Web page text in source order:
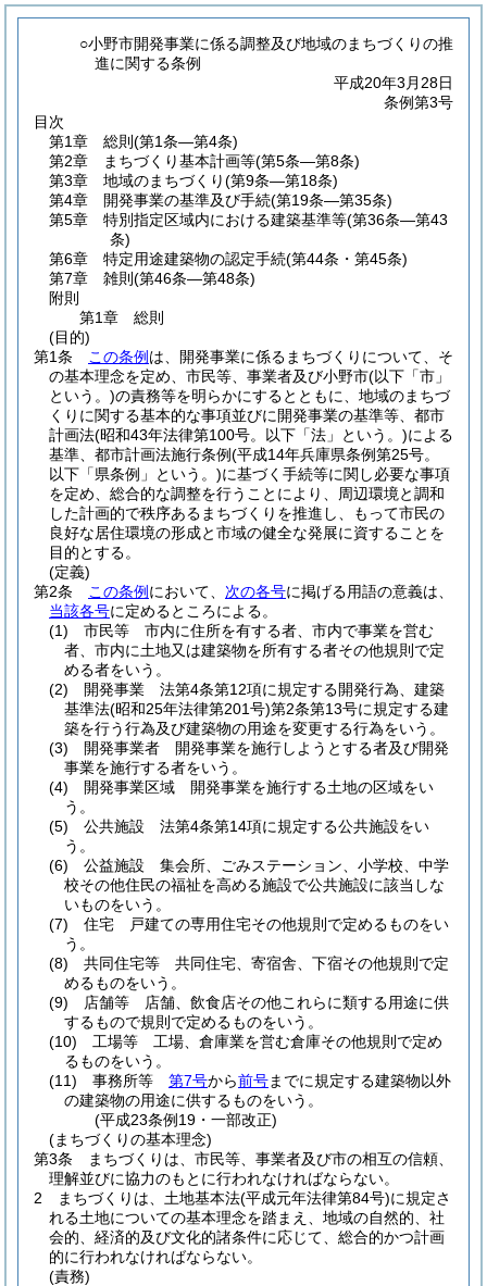
○小野市開発事業に係る調整及び地域のまちづくりの推
進に関する条例
平成20年3月28日
条例第3号
目次
第1章
総則 (第1条―第4条)
第2章
まちづくり基本計画等(第5条―第8条)
第3章
地域のまちづくり(第9条―第18条)
第4章
開発事業の基準及び手続(第19条―第35条)
第5章
特別指定区域内における建築基準等(第36条―第43
条)
第6章
特定用途建築物の認定手続(第44条・第45条)
第7章
雑則 (第46条―第48条)
附則
第1章
総則
(目的)
第1条
この条例 は、開発事業に係るまちづくりについて、そ
の基本理念を定め、市民等、事業者及び小野市(以下「市」
という。)の責務等を明らかにするとともに、地域のまちづ
くりに関する基本的な事項並びに開発事業の基準等、都市
計画法(昭和43年法律第100号。以下「法」という。)による
基準、都市計画法施行条例(平成14年兵庫県条例第25号。
以下「県条例」という。)に基づく手続等に関し必要な事項
を定め、総合的な調整を行うことにより、周辺環境と調和
した計画的で秩序あるまちづくりを推進し、もって市民の
良好な居住環境の形成と市域の健全な発展に資することを
目的とする。
(定義)
第2条
この条例 において、 次の各号に掲げる用語の意義は、
当該各号に定めるところによる。
(1)
市民等 市内に住所を有する者、市内で事業を営む
者、市内に土地又は建築物を所有する者その他規則で定
める者をいう。
(2)
開発事業 法第4条第12項に規定する開発行為、建築
基準法(昭和25年法律第201号)第2条第13号に規定する建
築を行う行為及び建築物の用途を変更する行為をいう。
(3)
開発事業者 開発事業を施行しようとする者及び開発
事業を施行する者をいう。
(4)
開発事業区域 開発事業を施行する土地の区域をい
う。
(5)
公共施設 法第4条第14項に規定する公共施設をい
う。
(6)
公益施設 集会所、ごみステーション、小学校、中学
校その他住民の福祉を高める施設で公共施設に該当しな
いものをいう。
(7)
住宅 戸建ての専用住宅その他規則で定めるものをい
う。
(8)
共同住宅等 共同住宅、寄宿舎、下宿その他規則で定
めるものをいう。
(9)
店舗等 店舗、飲食店その他これらに類する用途に供
するもので規則で定めるものをいう。
(10)
工場等 工場、倉庫業を営む倉庫その他規則で定め
るものをいう。
(11)
事務所等 第7号から前号までに規定する建築物以外
の建築物の用途に供するものをいう。
(平成23条例19・一部改正)
(まちづくりの基本理念)
第3条
まちづくりは、市民等、事業者及び市の相互の信頼、
理解並びに協力のもとに行われなければならない。
2
まちづくりは、土地基本法(平成元年法律第84号)に規定さ
れる土地についての基本理念を踏まえ、地域の自然的、社
会的、経済的及び文化的諸条件に応じて、総合的かつ計画
的に行われなければならない。
(責務)